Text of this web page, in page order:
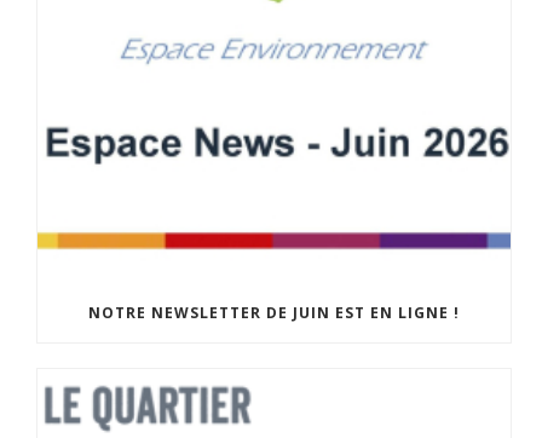
NOTRE NEWSLETTER DE JUIN EST EN LIGNE !